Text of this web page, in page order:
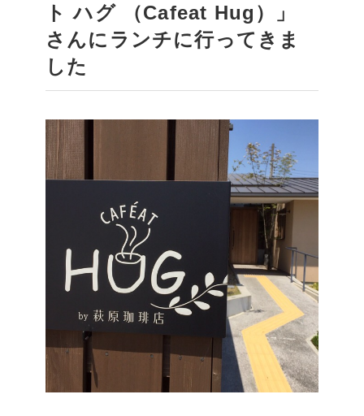
ト ハグ （Cafeat Hug）」
さんにランチに行ってきま
した